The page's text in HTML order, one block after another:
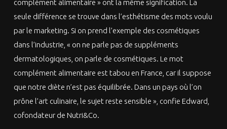
complément alimentaire » ont la même signification. La
seule différence se trouve dans l’esthétisme des mots voulu
par le marketing. Si on prend l’exemple des cosmétiques
dans l’industrie, « on ne parle pas de suppléments
dermatologiques, on parle de cosmétiques. Le mot
complément alimentaire est tabou en France, car il suppose
que notre diète n’est pas équilibrée. Dans un pays où l’on
prône l’art culinaire, le sujet reste sensible », confie Edward,
cofondateur de Nutri&Co.